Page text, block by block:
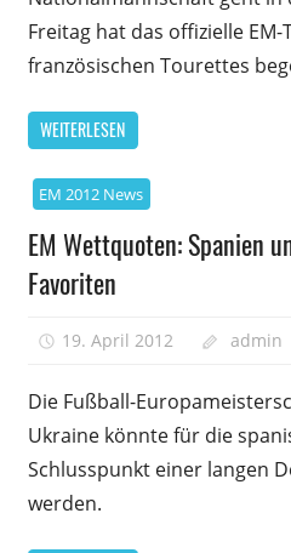
Freitag hat das offizielle
französischen Tourettes
WEITERLESEN
EM 2012 News
EM Wettquoten: Spanien
Favoriten
19. April 2012 admin
Die Fußball-
Ukraine könnte für die
Schlusspunkt einer langen
werden.